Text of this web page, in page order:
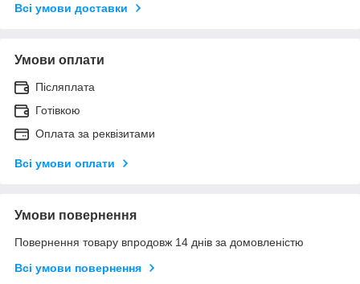
Всі умови доставки
Умови оплати
Післяплата
Готівкою
Оплата за реквізитами
Всі умови оплати
Умови повернення
Повернення товару впродовж 14 днів за домовленістю
Всі умови повернення